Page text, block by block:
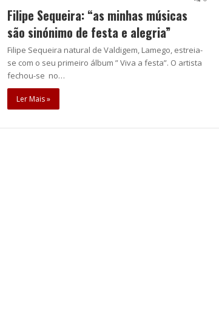
Filipe Sequeira: “as minhas músicas
são sinónimo de festa e alegria”
Filipe Sequeira natural de Valdigem, Lamego, estreia-
se com o seu primeiro álbum ” Viva a festa”. O artista
fechou-se no…
Ler Mais »